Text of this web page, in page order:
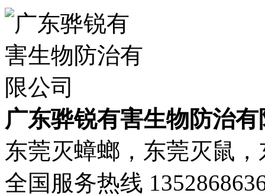
广东骅锐有害生物防治
东莞灭蟑螂，东莞灭鼠
全国服务热线